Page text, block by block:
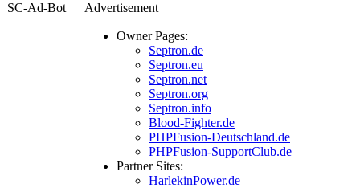
SC-Ad-Bot
Advertisement
Owner Pages:
Septron.de
Septron.eu
Septron.net
Septron.org
Septron.info
Blood-Fighter.de
PHPFusion-Deutschland.de
PHPFusion-SupportClub.de
Partner Sites:
HarlekinPower.de